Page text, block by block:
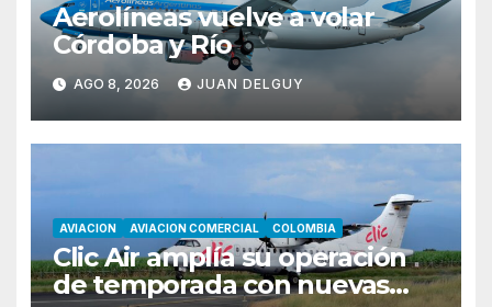
Aerolíneas vuelve a volar
Córdoba y Río
AGO 8, 2026 JUAN DELGUY
AVIACION AVIACION COMERCIAL COLOMBIA
Clic Air amplía su operación
de temporada con nuevas